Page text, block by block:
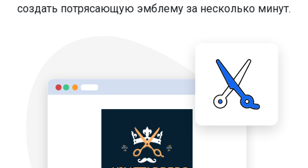
создать потрясающую эмблему за несколько минут.